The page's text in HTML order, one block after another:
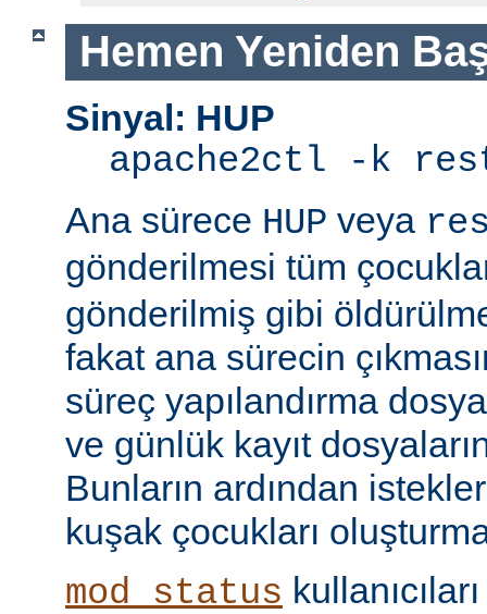
Hemen Yeniden
Sinyal: HUP
apache2ctl -k
Ana sürece HUP veya
gönderilmesi tüm
gönderilmiş gibi
fakat ana sürecin
süreç yapılandırma
ve günlük kayıt
Bunların ardından
kuşak çocukları
mod_status